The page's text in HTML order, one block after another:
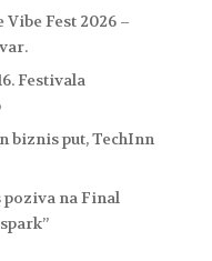
Vibe Fest 2026 –
Festivala
biznis put, TechInn
poziva na Final